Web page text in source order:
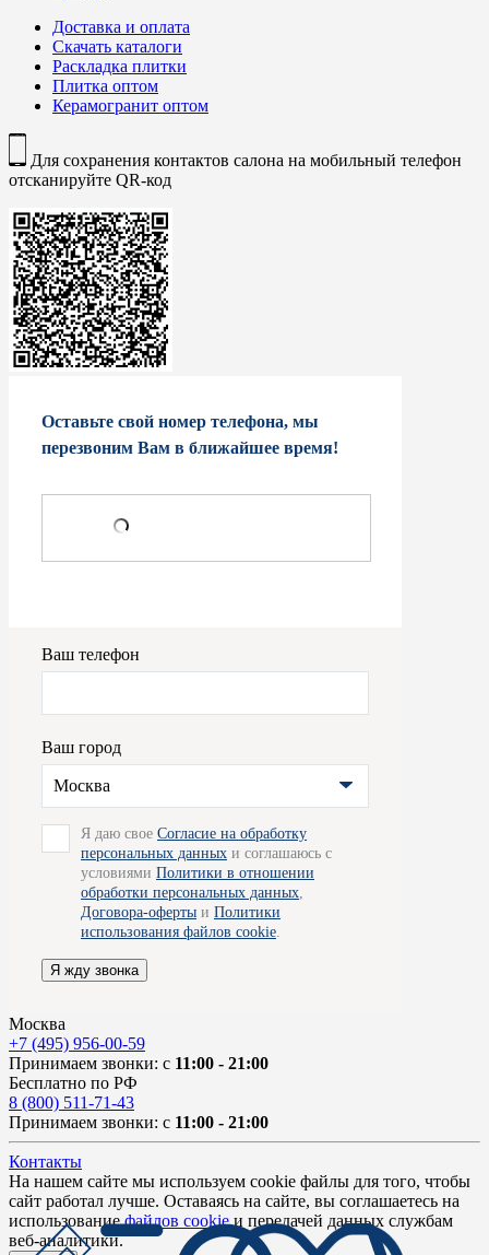
Доставка и оплата
Скачать каталоги
Раскладка плитки
Плитка оптом
Керамогранит оптом
Для сохранения контактов салона на мобильный телефон
отсканируйте QR-код
Оставьте свой номер телефона, мы
перезвоним Вам в ближайшее время!
Ваш телефон
Ваш город
Москва
Я даю свое Согласие на обработку
персональных данных и соглашаюсь с
условиями Политики в отношении
обработки персональных данных
Договора-оферты и Политики
использования файлов cookie
Я жду звонка
Москва
+7 (495) 956-00-59
Принимаем звонки: с 11:00 - 21:00
Бесплатно по РФ
8 (800) 511-71-43
Принимаем звонки: с 11:00 - 21:00
Контакты
На нашем сайте мы используем cookie файлы для того, чтобы
сайт работал лучше. Оставаясь на сайте, вы соглашаетесь на
использованиефайлов cookieи передачей данных службам
веб-аналитики.